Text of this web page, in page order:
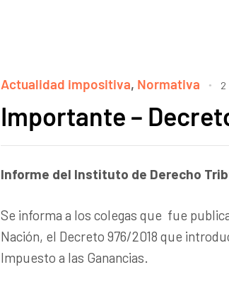
Actualidad impositiva, Normativa 2
Importante –
Informe del Instituto de Derecho
Se informa a los colegas que fue
Nación, el Decreto 976/2018 que
Impuesto a las Ganancias.